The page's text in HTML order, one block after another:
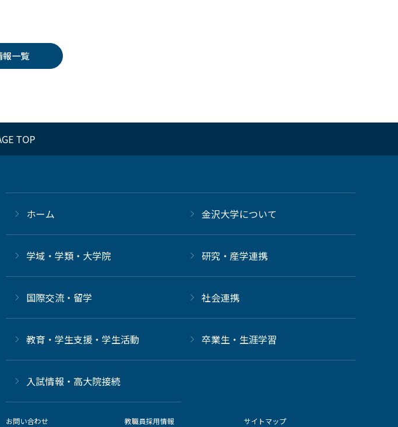
報一覧
TOP
ホーム 金沢大学について
学域・学類・大学院 研究・産学連携
国際交流・留学 社会連携
教育・学生支援・学生活動 卒業生・生涯学習
⼊試情報・高大院接続
お問い合わせ 教職員採用情報 サイトマップ